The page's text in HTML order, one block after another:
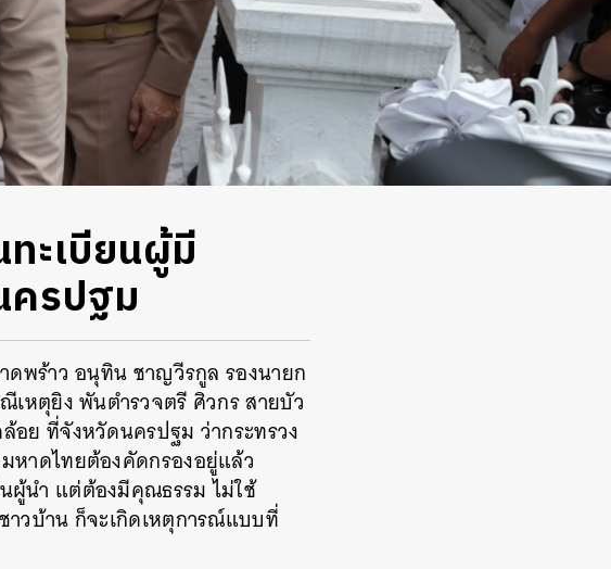
ทะเบียนผู้มี
ครปฐม
ดพร้าว อนุทิน ชาญวีรกูล รองนายก
เหตุยิง พันตำรวจตรี ศิวกร สายบัว
ย ที่จังหวัดนครปฐม ว่ากระทรวง
หาดไทยต้องคัดกรองอยู่แล้ว
ผู้นำ แต่ต้องมีคุณธรรม ไม่ใช้
วบ้าน ก็จะเกิดเหตุการณ์แบบที่